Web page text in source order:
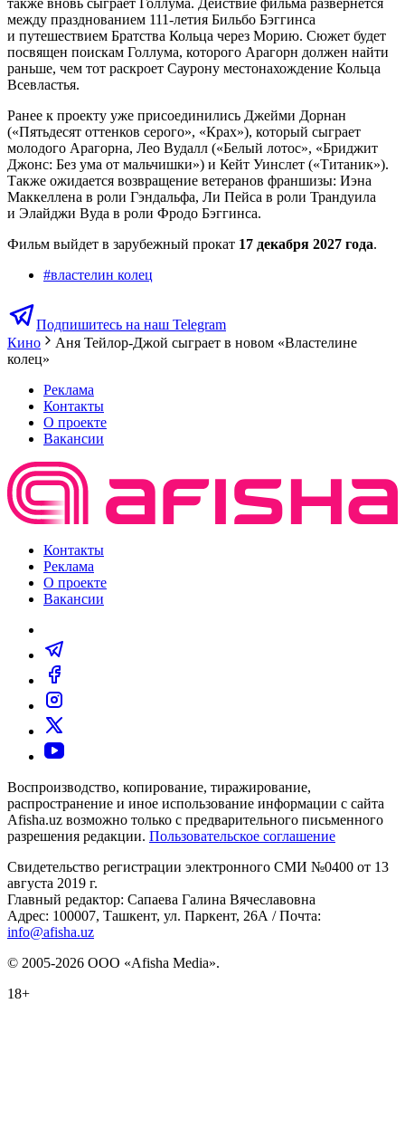
также вновь сыграет Голлума. Действие фильма развернется
между празднованием 111-летия Бильбо Бэггинса
и путешествием Братства Кольца через Морию. Сюжет будет
посвящен поискам Голлума, которого Арагорн должен найти
раньше, чем тот раскроет Саурону местонахождение Кольца
Всевластья.
Ранее к проекту уже присоединились Джейми Дорнан
(«Пятьдесят оттенков серого», «Крах»), который сыграет
молодого Арагорна, Лео Вудалл («Белый лотос», «Бриджит
Джонс: Без ума от мальчишки») и Кейт Уинслет («Титаник»).
Также ожидается возвращение ветеранов франшизы: Иэна
Маккеллена в роли Гэндальфа, Ли Пейса в роли Трандуила
и Элайджи Вуда в роли Фродо Бэггинса.
Фильм выйдет в зарубежный прокат 17 декабря 2027 года.
#властелин колец
Подпишитесь на наш Telegram
Кино
Аня Тейлор-Джой сыграет в новом «Властелине
колец»
Реклама
Контакты
О проекте
Вакансии
Контакты
Реклама
О проекте
Вакансии
Воспроизводство, копирование, тиражирование,
распространение и иное использование информации с сайта
Afisha.uz возможно только с предварительного письменного
разрешения редакции. Пользовательское соглашение
Свидетельство регистрации электронного СМИ №0400 от 13
августа 2019 г.
Главный редактор: Сапаева Галина Вячеславовна
Адрес: 100007, Ташкент, ул. Паркент, 26А / Почта:
info@afisha.uz
© 2005-2026 ООО «Afisha Media».
18+